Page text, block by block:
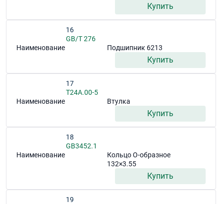
Купить
16
GB/T 276
Наименование
Подшипник 6213
Купить
17
T24A.00-5
Наименование
Втулка
Купить
18
GB3452.1
Наименование
Кольцо О-образное
132×3.55
Купить
19